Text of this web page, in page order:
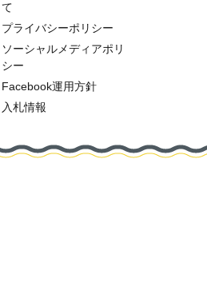
て
プライバシーポリシー
ソーシャルメディアポリ
シー
Facebook運用方針
入札情報